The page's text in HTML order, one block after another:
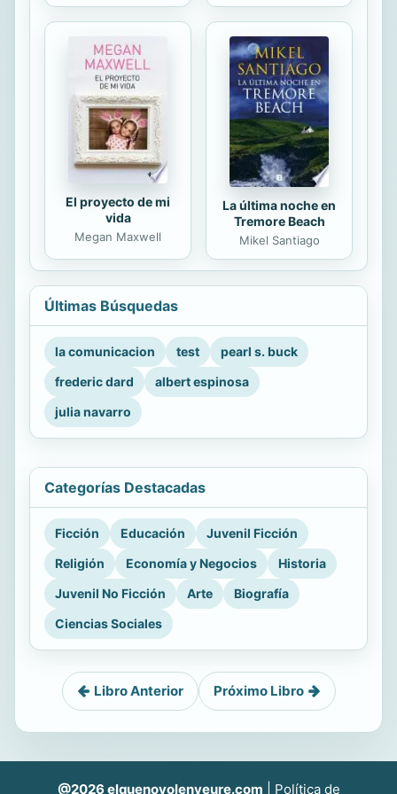
El proyecto de mi
vida
Megan Maxwell
La última noche en
Tremore Beach
Mikel Santiago
Últimas Búsquedas
la comunicacion test
pearl s. buck
frederic dard
albert espinosa
julia navarro
Categorías Destacadas
Ficción Educación
Juvenil Ficción
Religión
Economía y Negocios
Historia
Juvenil No Ficción
Arte
Biografía
Ciencias Sociales
Libro Anterior Próximo Libro
@2026 elquenovolenveure.com Política de